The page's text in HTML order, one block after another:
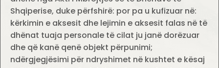
Shqiperise, duke përfshirë: por pa u kufizuar në:
kërkimin e aksesit dhe lejimin e aksesit falas në të
dhënat tuaja personale të cilat ju janë dorëzuar
dhe që kanë qenë objekt përpunimi;
ndërgjegjësimi për ndryshimet në kushtet e kësaj